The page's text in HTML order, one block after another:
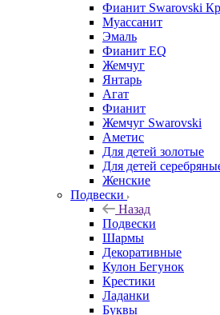
Фианит Swarovski
Муассанит
Эмаль
Фианит EQ
Жемчуг
Янтарь
Агат
Фианит
Жемчуг Swarovski
Аметис
Для детей золотые
Для детей
Женские
Подвески
Назад
Подвески
Шармы
Декоративные
Кулон Бегунок
Крестики
Ладанки
Буквы